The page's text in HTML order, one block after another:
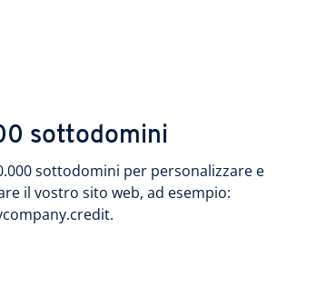
sottodomini
sottodomini per personalizzare e
il vostro sito web, ad esempio: